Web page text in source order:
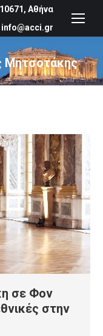
Αθήνα
info@acci.gr
Μητσοτάκης
here:
σε Φον
στην